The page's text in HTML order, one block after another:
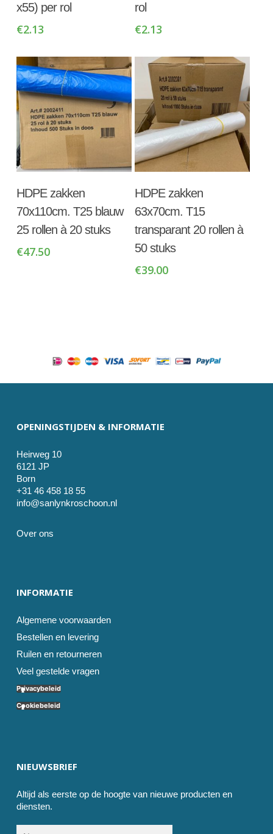
x55) per rol
€2.13
rol
€2.13
Winkelwagen
HDPE zakken
70x110cm. T25 blauw
25 rollen à 20 stuks
€47.50
Winkelwagen
HDPE zakken
63x70cm. T15
transparant 20 rollen à
50 stuks
€39.00
OPENINGSTIJDEN & INFORMATIE
Heirweg 10
6121 JP
Born
+31 46 458 18 55
info@sanlynkroschoon.nl
Over ons
INFORMATIE
Algemene voorwaarden
Bestellen en levering
Ruilen en retourneren
Veel gestelde vragen
Privacybeleid
Cookiebeleid
NIEUWSBRIEF
Altijd als eerste op de hoogte van nieuwe producten en
diensten.